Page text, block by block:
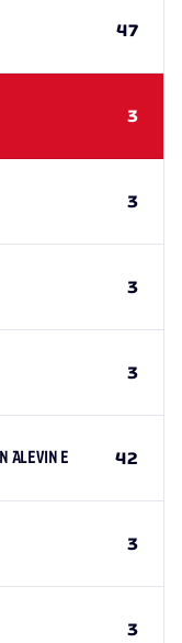
47
3
3
3
3
ALEVIN E 42
3
3